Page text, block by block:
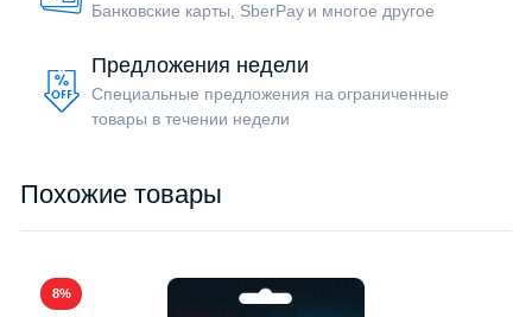
Банковские карты, SberPay и многое другое
Предложения недели
Специальные предложения на ограниченные
товары в течении недели
Похожие товары
8%